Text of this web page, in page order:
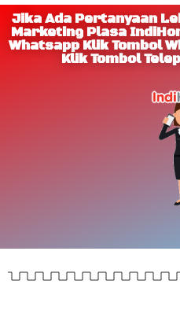
Jika Ada Pertanyaan
Marketing Plasa
Whatsapp Klik Tombol
Klik Tombol